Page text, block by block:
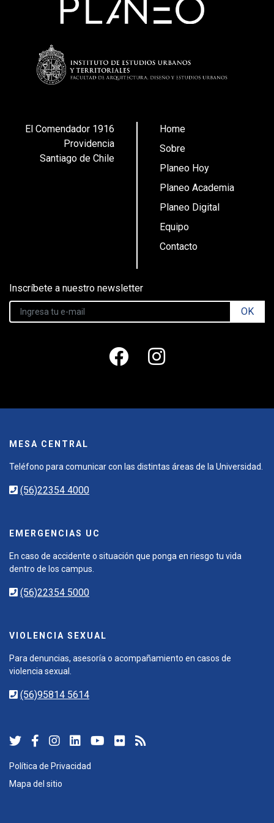
El Comendador 1916
Providencia
Santiago de Chile
Home
Sobre
Planeo Hoy
Planeo Academia
Planeo Digital
Equipo
Contacto
Inscríbete a nuestro newsletter
OK
MESA CENTRAL
Teléfono para comunicar con las distintas áreas de la Universidad.
(56)22354 4000
EMERGENCIAS UC
En caso de accidente o situación que ponga en riesgo tu vida
dentro de los campus.
(56)22354 5000
VIOLENCIA SEXUAL
Para denuncias, asesoría o acompañamiento en casos de
violencia sexual.
(56)95814 5614
Política de Privacidad
Mapa del sitio